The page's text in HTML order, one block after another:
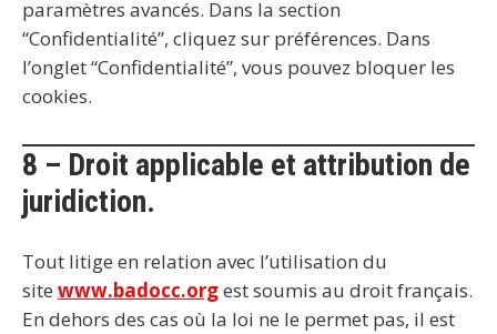
paramètres avancés. Dans la section
“Confidentialité”, cliquez sur préférences. Dans
l’onglet “Confidentialité”, vous pouvez bloquer les
cookies.
8 – Droit applicable et attribution de
juridiction.
Tout litige en relation avec l’utilisation du
site www.badocc.orgest soumis au droit français.
En dehors des cas où la loi ne le permet pas, il est